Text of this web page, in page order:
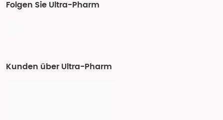
Folgen Sie Ultra-Pharm
Kunden über Ultra-Pharm